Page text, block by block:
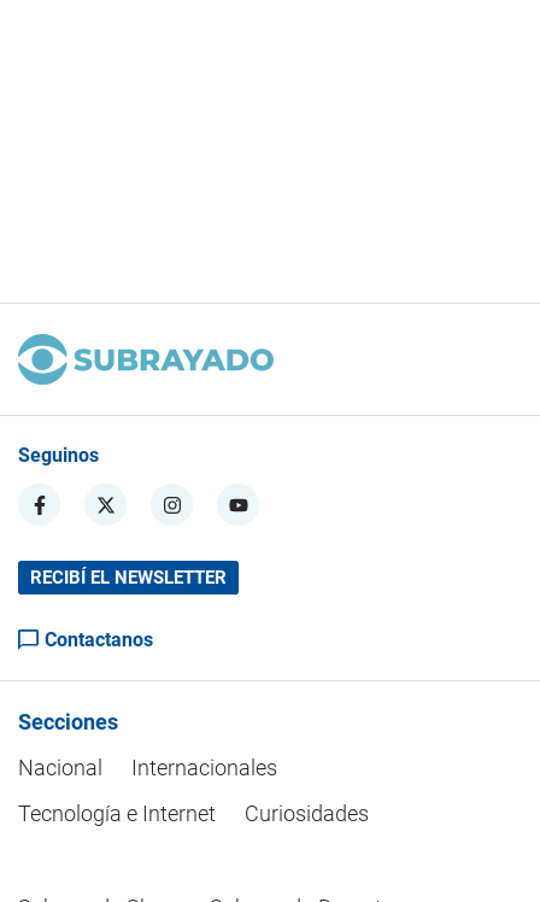
Seguinos
RECIBÍ EL NEWSLETTER
Contactanos
Secciones
Nacional
Internacionales
Tecnología e Internet
Curiosidades